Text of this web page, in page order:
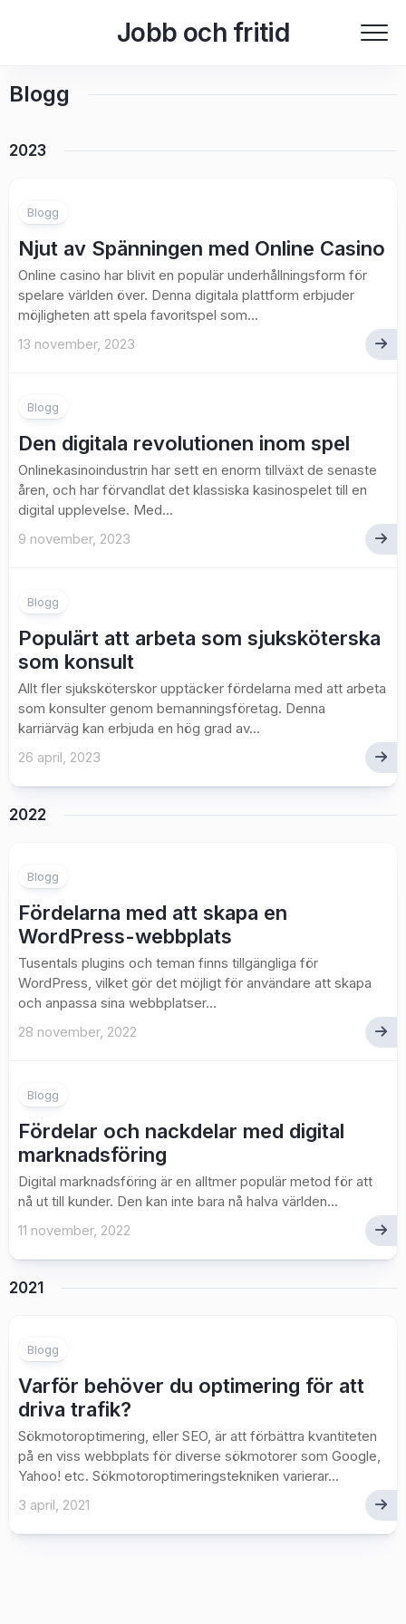
Jobb och fritid
Blogg
2023
Blogg
Njut av Spänningen med Online Casino
Online casino har blivit en populär underhållningsform för
spelare världen över. Denna digitala plattform erbjuder
möjligheten att spela favoritspel som...
13 november, 2023
Blogg
Den digitala revolutionen inom spel
Onlinekasinoindustrin har sett en enorm tillväxt de senaste
åren, och har förvandlat det klassiska kasinospelet till en
digital upplevelse. Med...
9 november, 2023
Blogg
Populärt att arbeta som sjuksköterska
som konsult
Allt fler sjuksköterskor upptäcker fördelarna med att arbeta
som konsulter genom bemanningsföretag. Denna
karriärväg kan erbjuda en hög grad av...
26 april, 2023
2022
Blogg
Fördelarna med att skapa en
WordPress-webbplats
Tusentals plugins och teman finns tillgängliga för
WordPress, vilket gör det möjligt för användare att skapa
och anpassa sina webbplatser...
28 november, 2022
Blogg
Fördelar och nackdelar med digital
marknadsföring
Digital marknadsföring är en alltmer populär metod för att
nå ut till kunder. Den kan inte bara nå halva världen...
11 november, 2022
2021
Blogg
Varför behöver du optimering för att
driva trafik?
Sökmotoroptimering, eller SEO, är att förbättra kvantiteten
på en viss webbplats för diverse sökmotorer som Google,
Yahoo! etc. Sökmotoroptimeringstekniken varierar...
3 april, 2021